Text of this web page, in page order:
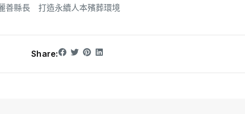
善縣長 打造永續人本殯葬環境
Share: